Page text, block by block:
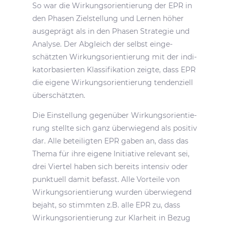
So war die Wirkungs­ori­en­tie­rung der EPR in
den Phasen Ziel­stel­lung und Lernen höher
ausge­prägt als in den Phasen Stra­tegie und
Analyse. Der Abgleich der selbst einge­
schätzten Wirkungs­ori­en­tie­rung mit der indi­
ka­tor­ba­sierten Klas­si­fi­ka­tion zeigte, dass EPR
die eigene Wirkungs­ori­en­tie­rung tenden­ziell
überschätzten.
Die Einstel­lung gegen­über Wirkungs­ori­en­tie­
rung stellte sich ganz über­wie­gend als positiv
dar. Alle betei­ligten EPR gaben an, dass das
Thema für ihre eigene Initia­tive rele­vant sei,
drei Viertel haben sich bereits intensiv oder
punk­tuell damit befasst. Alle Vorteile von
Wirkungs­ori­en­tie­rung wurden über­wie­gend
bejaht, so stimmten z.B. alle EPR zu, dass
Wirkungs­ori­en­tie­rung zur Klar­heit in Bezug